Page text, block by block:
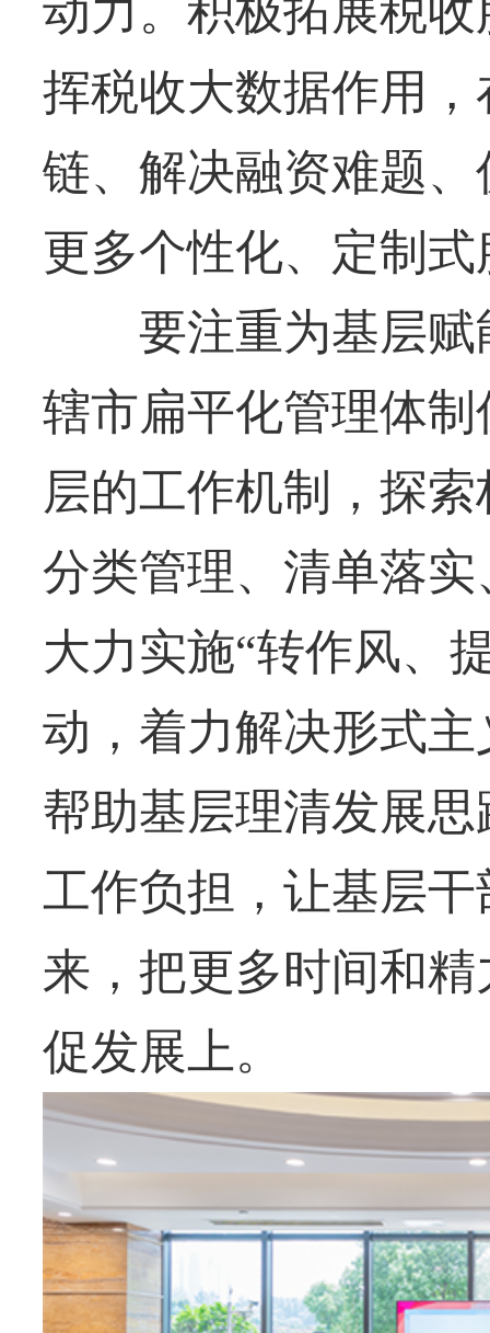
动力。积极拓展税
挥税收大数据作用
链、解决融资难题
更多个性化、定制式
要注重为基层赋
辖市扁平化管理体
层的工作机制，探
分类管理、清单落
大力实施“转作风、
动，着力解决形式
帮助基层理清发展
工作负担，让基层
来，把更多时间和
促发展上。